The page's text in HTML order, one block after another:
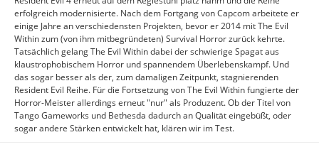
erfolgreich modernisierte. Nach dem Fortgang von Capcom arbeitete er
einige Jahre an verschiedensten Projekten, bevor er 2014 mit The Evil
Within zum (von ihm mitbegründeten) Survival Horror zurück kehrte.
Tatsächlich gelang The Evil Within dabei der schwierige Spagat aus
klaustrophobischem Horror und spannendem Überlebenskampf. Und
das sogar besser als der, zum damaligen Zeitpunkt, stagnierenden
Resident Evil Reihe. Für die Fortsetzung von The Evil Within fungierte der
Horror-Meister allerdings erneut "nur" als Produzent. Ob der Titel von
Tango Gameworks und Bethesda dadurch an Qualität eingebüßt, oder
sogar andere Stärken entwickelt hat, klären wir im Test.